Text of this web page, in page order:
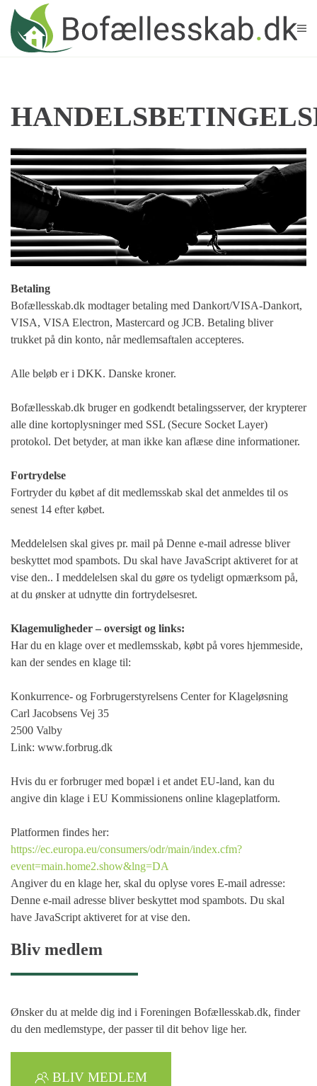
Skip to main content
Betaling
Bofællesskab.dk modtager betaling med Dankort/VISA-Dankort,
VISA, VISA Electron, Mastercard og JCB. Betaling bliver
trukket på din konto, når medlemsaftalen accepteres.
Alle beløb er i DKK. Danske kroner.
Bofællesskab.dk bruger en godkendt betalingsserver, der krypterer
alle dine kortoplysninger med SSL (Secure Socket Layer)
protokol. Det betyder, at man ikke kan aflæse dine informationer.
Fortrydelse
Fortryder du købet af dit medlemsskab skal det anmeldes til os
senest 14 efter købet.
Meddelelsen skal gives pr. mail på Denne e-mail adresse bliver
beskyttet mod spambots. Du skal have JavaScript aktiveret for at
vise den.. I meddelelsen skal du gøre os tydeligt opmærksom på,
at du ønsker at udnytte din fortrydelsesret.
Klagemuligheder – oversigt og links:
Har du en klage over et medlemsskab, købt på vores hjemmeside,
kan der sendes en klage til:
Konkurrence- og Forbrugerstyrelsens Center for Klageløsning
Carl Jacobsens Vej 35
2500 Valby
Link: www.forbrug.dk
Hvis du er forbruger med bopæl i et andet EU-land, kan du
angive din klage i EU Kommissionens online klageplatform.
Platformen findes her:
https://ec.europa.eu/consumers/odr/main/index.cfm?
event=main.home2.show&lng=DA
Angiver du en klage her, skal du oplyse vores E-mail adresse:
Denne e-mail adresse bliver beskyttet mod spambots. Du skal
have JavaScript aktiveret for at vise den.
Bliv medlem
Ønsker du at melde dig ind i Foreningen Bofællesskab.dk, finder
du den medlemstype, der passer til dit behov lige her.
BLIV MEDLEM